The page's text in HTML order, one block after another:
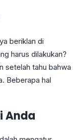
beriklan di
harus dilakukan?
setelah tahu bahwa
Beberapa hal
Anda